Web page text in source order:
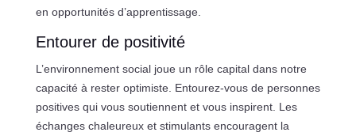
en opportunités d’apprentissage.
Entourer de positivité
L’environnement social joue un rôle capital dans notre
capacité à rester optimiste. Entourez-vous de personnes
positives qui vous soutiennent et vous inspirent. Les
échanges chaleureux et stimulants encouragent la